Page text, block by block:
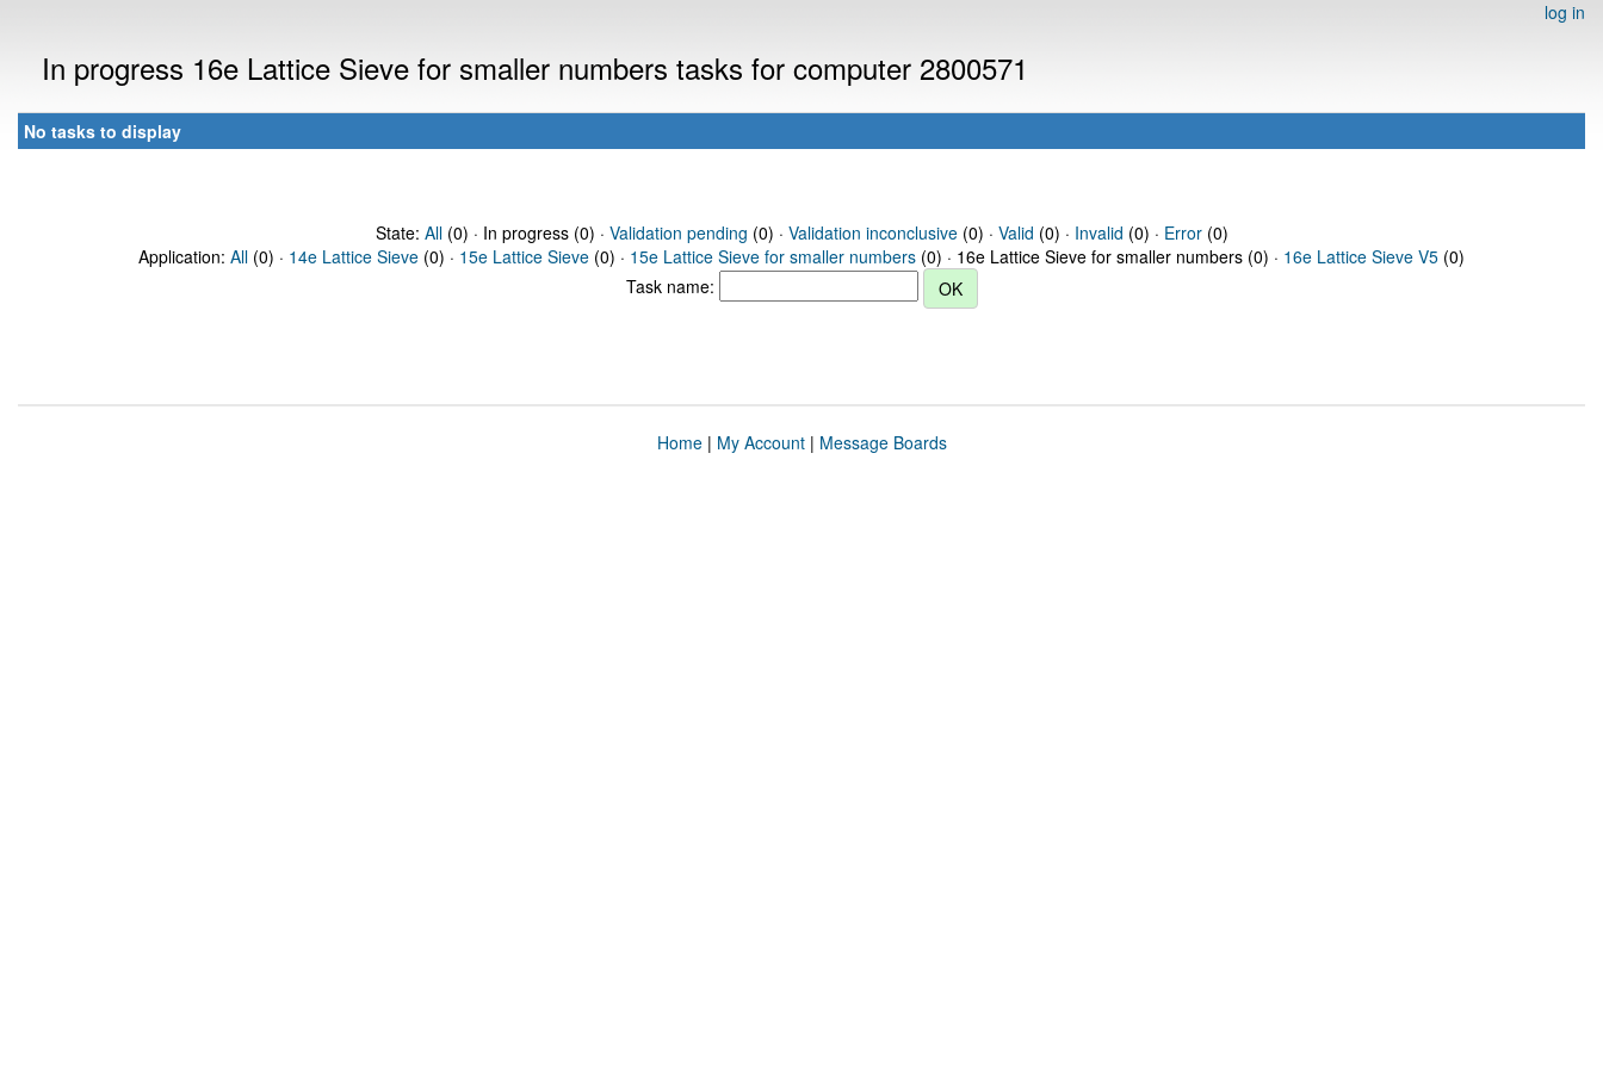
log in
In progress 16e Lattice Sieve for smaller numbers tasks for computer 2800571
No tasks to display
State: All(0) · In progress (0) · Validation pending (0) · Validation inconclusive(0) · Valid (0) · Invalid (0) · Error(0)
Application: All (0) · 14e Lattice Sieve (0) · 15e Lattice Sieve (0) · 15e Lattice Sieve for smaller numbers (0) · 16e Lattice Sieve for smaller numbers (0) · 16e Lattice Sieve V5 (0)
Task name:
Home| My Account| Message Boards